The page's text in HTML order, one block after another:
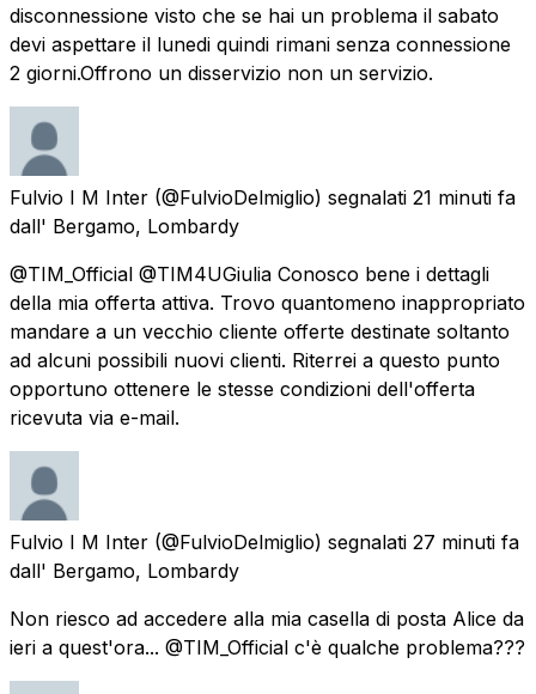
disconnessione visto che se hai un problema il sabato
devi aspettare il lunedi quindi rimani senza connessione
2 giorni.Offrono un disservizio non un servizio.
Fulvio I M Inter (@FulvioDelmiglio) segnalati 21 minuti fa
dall' Bergamo, Lombardy
@TIM_Official @TIM4UGiulia Conosco bene i dettagli
della mia offerta attiva. Trovo quantomeno inappropriato
mandare a un vecchio cliente offerte destinate soltanto
ad alcuni possibili nuovi clienti. Riterrei a questo punto
opportuno ottenere le stesse condizioni dell'offerta
ricevuta via e-mail.
Fulvio I M Inter (@FulvioDelmiglio) segnalati 27 minuti fa
dall' Bergamo, Lombardy
Non riesco ad accedere alla mia casella di posta Alice da
ieri a quest'ora... @TIM_Official c'è qualche problema???